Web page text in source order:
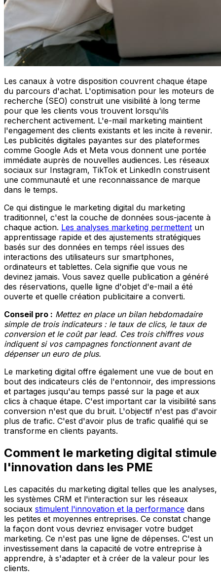
Les canaux à votre disposition couvrent chaque étape
du parcours d'achat. L'optimisation pour les moteurs de
recherche (SEO) construit une visibilité à long terme
pour que les clients vous trouvent lorsqu'ils
recherchent activement. L'e-mail marketing maintient
l'engagement des clients existants et les incite à revenir.
Les publicités digitales payantes sur des plateformes
comme Google Ads et Meta vous donnent une portée
immédiate auprès de nouvelles audiences. Les réseaux
sociaux sur Instagram, TikTok et LinkedIn construisent
une communauté et une reconnaissance de marque
dans le temps.
Ce qui distingue le marketing digital du marketing
traditionnel, c'est la couche de données sous-jacente à
chaque action. Les analyses marketing permettent un
apprentissage rapide et des ajustements stratégiques
basés sur des données en temps réel issues des
interactions des utilisateurs sur smartphones,
ordinateurs et tablettes. Cela signifie que vous ne
devinez jamais. Vous savez quelle publication a généré
des réservations, quelle ligne d'objet d'e-mail a été
ouverte et quelle création publicitaire a converti.
Conseil pro : Mettez en place un bilan hebdomadaire
simple de trois indicateurs : le taux de clics, le taux de
conversion et le coût par lead. Ces trois chiffres vous
indiquent si vos campagnes fonctionnent avant de
dépenser un euro de plus.
Le marketing digital offre également une vue de bout en
bout des indicateurs clés de l'entonnoir, des impressions
et partages jusqu'au temps passé sur la page et aux
clics à chaque étape. C'est important car la visibilité sans
conversion n'est que du bruit. L'objectif n'est pas d'avoir
plus de trafic. C'est d'avoir plus de trafic qualifié qui se
transforme en clients payants.
Comment le marketing digital stimule
l'innovation dans les PME
Les capacités du marketing digital telles que les analyses,
les systèmes CRM et l'interaction sur les réseaux
sociaux stimulent l'innovation et la performance dans
les petites et moyennes entreprises. Ce constat change
la façon dont vous devriez envisager votre budget
marketing. Ce n'est pas une ligne de dépenses. C'est un
investissement dans la capacité de votre entreprise à
apprendre, à s'adapter et à créer de la valeur pour les
clients.